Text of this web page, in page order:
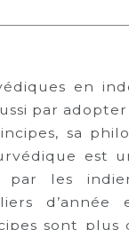
en
par
sa
est
par les
d’année
sont plus